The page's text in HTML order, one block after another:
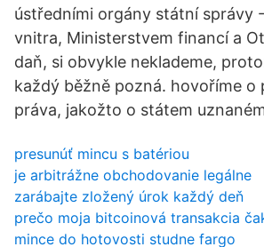
ústředními orgány státní správy
vnitra, Ministerstvem financí a
daň, si obvykle neklademe,
každý běžně pozná. hovoříme o
práva, jakožto o státem
presunúť mincu s batériou
je arbitrážne obchodovanie legálne
zarábajte zložený úrok každý deň
prečo moja bitcoinová transakcia
mince do hotovosti studne fargo